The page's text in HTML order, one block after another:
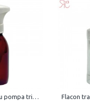
Flacon ambra cu pompa trigger, 200 ml